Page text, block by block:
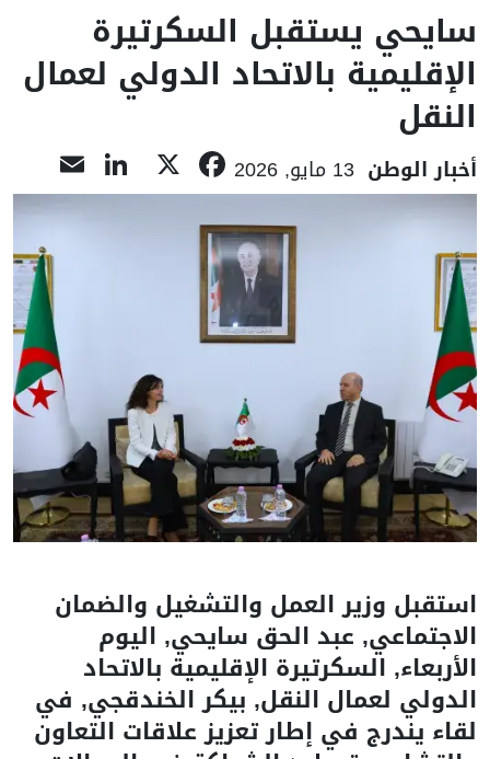
سايحي يستقبل السكرتيرة
الإقليمية بالاتحاد الدولي لعمال
النقل
أخبار الوطن 13 مايو, 2026 Facebook
استقبل وزير العمل والتشغيل والضمان
الاجتماعي, عبد الحق سايحي, اليوم
الأربعاء, السكرتيرة الإقليمية بالاتحاد
الدولي لعمال النقل, بيكر الخندقجي, في
لقاء يندرج في إطار تعزيز علاقات التعاون